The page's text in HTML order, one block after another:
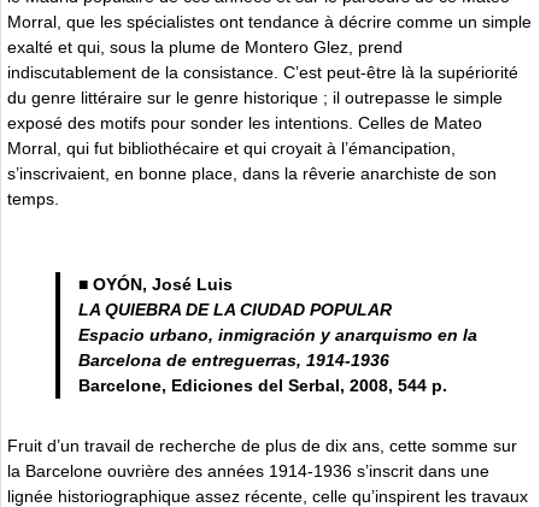
Morral, que les spécialistes ont tendance à décrire comme un simple
exalté et qui, sous la plume de Montero Glez, prend
indiscutablement de la consistance. C’est peut-être là la supériorité
du genre littéraire sur le genre historique ; il outrepasse le simple
exposé des motifs pour sonder les intentions. Celles de Mateo
Morral, qui fut bibliothécaire et qui croyait à l’émancipation,
s’inscrivaient, en bonne place, dans la rêverie anarchiste de son
temps.
■ OYÓN, José Luis
LA QUIEBRA DE LA CIUDAD POPULAR
Espacio urbano, inmigración y anarquismo en la
Barcelona de entreguerras, 1914-1936
Barcelone, Ediciones del Serbal, 2008, 544 p.
Fruit d’un travail de recherche de plus de dix ans, cette somme sur
la Barcelone ouvrière des années 1914-1936 s’inscrit dans une
lignée historiographique assez récente, celle qu’inspirent les travaux